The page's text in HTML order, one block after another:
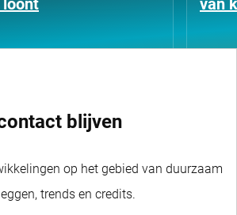
van
blijven
op het gebied van duurzaam
trends en credits.